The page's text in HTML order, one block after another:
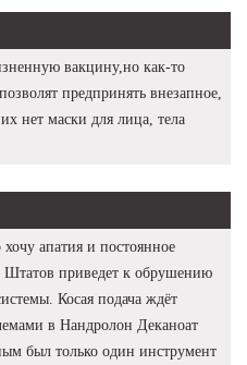
вакцину,но как-то
предпринять внезапное,
нет маски для лица, тела
апатия и постоянное
Штатов приведет к обрушению
Косая подача ждёт
в Нандролон Деканоат
был только один инструмент